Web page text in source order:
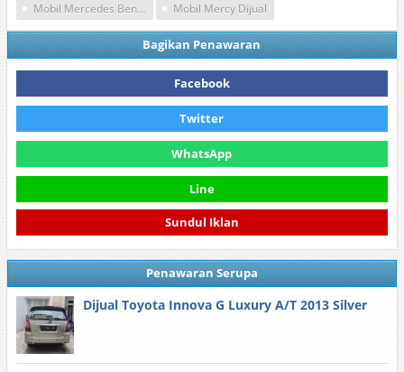
Mobil Mercedes Benz Bekas
Mobil Mercy Dijual
Bagikan Penawaran
Facebook
Twitter
WhatsApp
Line
Sundul Iklan
Penawaran Serupa
Dijual Toyota Innova G Luxury A/T 2013 Silver